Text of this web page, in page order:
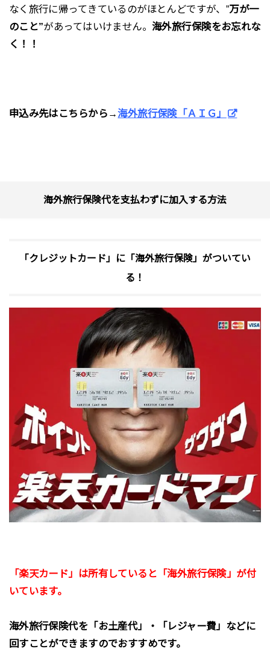
なく旅行に帰ってきているのがほとんどですが、”万が一
のこと”があってはいけません。海外旅行保険をお忘れな
く！！
申込み先はこちらから→海外旅行保険「ＡＩＧ」
海外旅行保険代を支払わずに加入する方法
「クレジットカード」に「海外旅行保険」がついてい
る！
「楽天カード」は所有していると「海外旅行保険」が付
いています。
海外旅行保険代を「お土産代」・「レジャー費」などに
回すことができますのでおすすめです。